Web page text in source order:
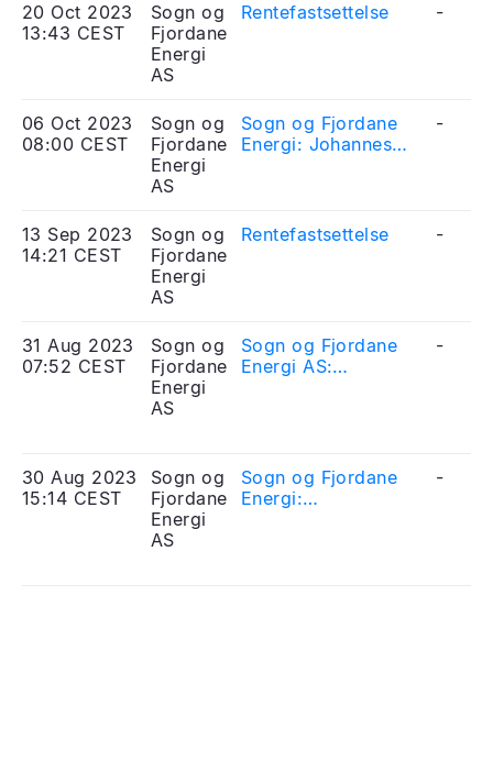
20 Oct 2023
13:43 CEST
Sogn og
Fjordane
Energi
AS
Rentefastsettelse -
06 Oct 2023
08:00 CEST
Sogn og
Fjordane
Energi
AS
Sogn og Fjordane
Energi: Johannes
-
13 Sep 2023
14:21 CEST
Sogn og
Fjordane
Energi
AS
Rentefastsettelse -
31 Aug 2023
07:52 CEST
Sogn og
Fjordane
Energi
AS
Sogn og Fjordane
Energi AS:
-
30 Aug 2023
15:14 CEST
Sogn og
Fjordane
Energi
AS
Sogn og Fjordane
Energi:
-